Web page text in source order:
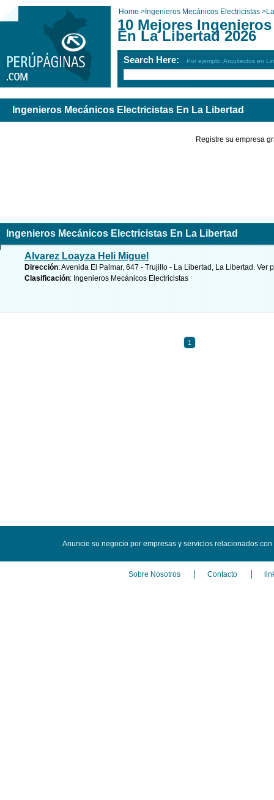
Home > Ingenieros Mecánicos Electricistas >
10 Mejores
En La Libertad 2026
Search Here: Por ejemplo: Arquitectos en
Ingenieros Mecánicos Electricistas En La Libertad
Registre su empresa
Ingenieros Mecánicos Electricistas En La Libertad
Alvarez Loayza Heli Miguel
Dirección: Avenida El Palmar, 647 - Trujillo - La Libertad, La Libertad. Ver
Clasificación: Ingenieros Mecánicos Electricistas
1
Anuncie su negocio por empresas y servicios relacionados
Sobre Nosotros Contacto